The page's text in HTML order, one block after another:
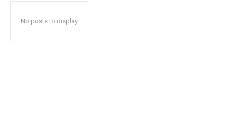
No posts to display